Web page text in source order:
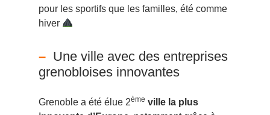
pour les sportifs que les familles, été comme
hiver
Une ville avec des entreprises
grenobloises innovantes
Grenoble a été élue 2ème ville la plus